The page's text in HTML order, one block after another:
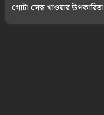
গোটা সেদ্ধ খাওয়ার উপকারিতা